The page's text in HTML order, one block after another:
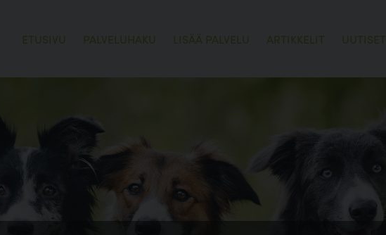
ETUSIVU PALVELUHAKU LISÄÄ PALVELU ARTIKKELIT UUTISET